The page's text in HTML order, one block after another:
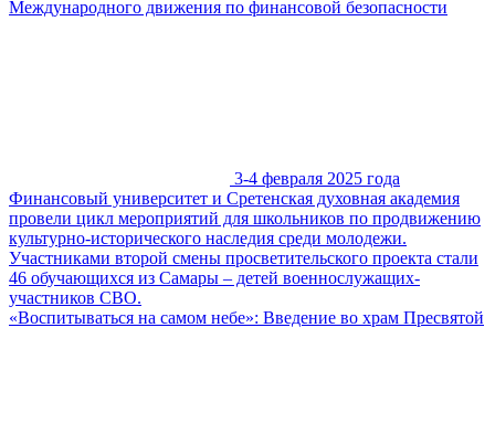
Международного движения по финансовой безопасности
3-4 февраля 2025 года
Финансовый университет и Сретенская духовная академия
провели цикл мероприятий для школьников по продвижению
культурно-исторического наследия среди молодежи.
Участниками второй смены просветительского проекта стали
46 обучающихся из Самары – детей военнослужащих-
участников СВО.
«Воспитываться на самом небе»: Введение во храм Пресвятой